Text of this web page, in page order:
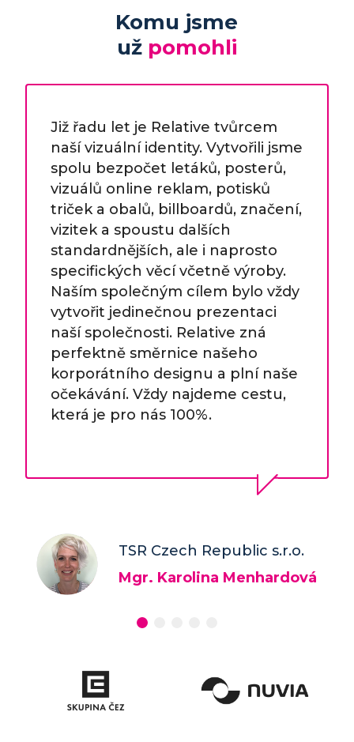
Komu jsme
už pomohli
Již řadu let je Relative tvůrcem
naší vizuální identity. Vytvořili jsme
spolu bezpočet letáků, posterů,
vizuálů online reklam, potisků
triček a obalů, billboardů, značení,
vizitek a spoustu dalších
standardnějších, ale i naprosto
specifických věcí včetně výroby.
Naším společným cílem bylo vždy
vytvořit jedinečnou prezentaci
naší společnosti. Relative zná
perfektně směrnice našeho
korporátního designu a plní naše
očekávání. Vždy najdeme cestu,
která je pro nás 100%.
TSR Czech Republic s.r.o.
Mgr. Karolina Menhardová